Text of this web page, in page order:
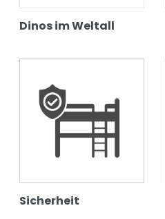
Dinos im Weltall
Sicherheit